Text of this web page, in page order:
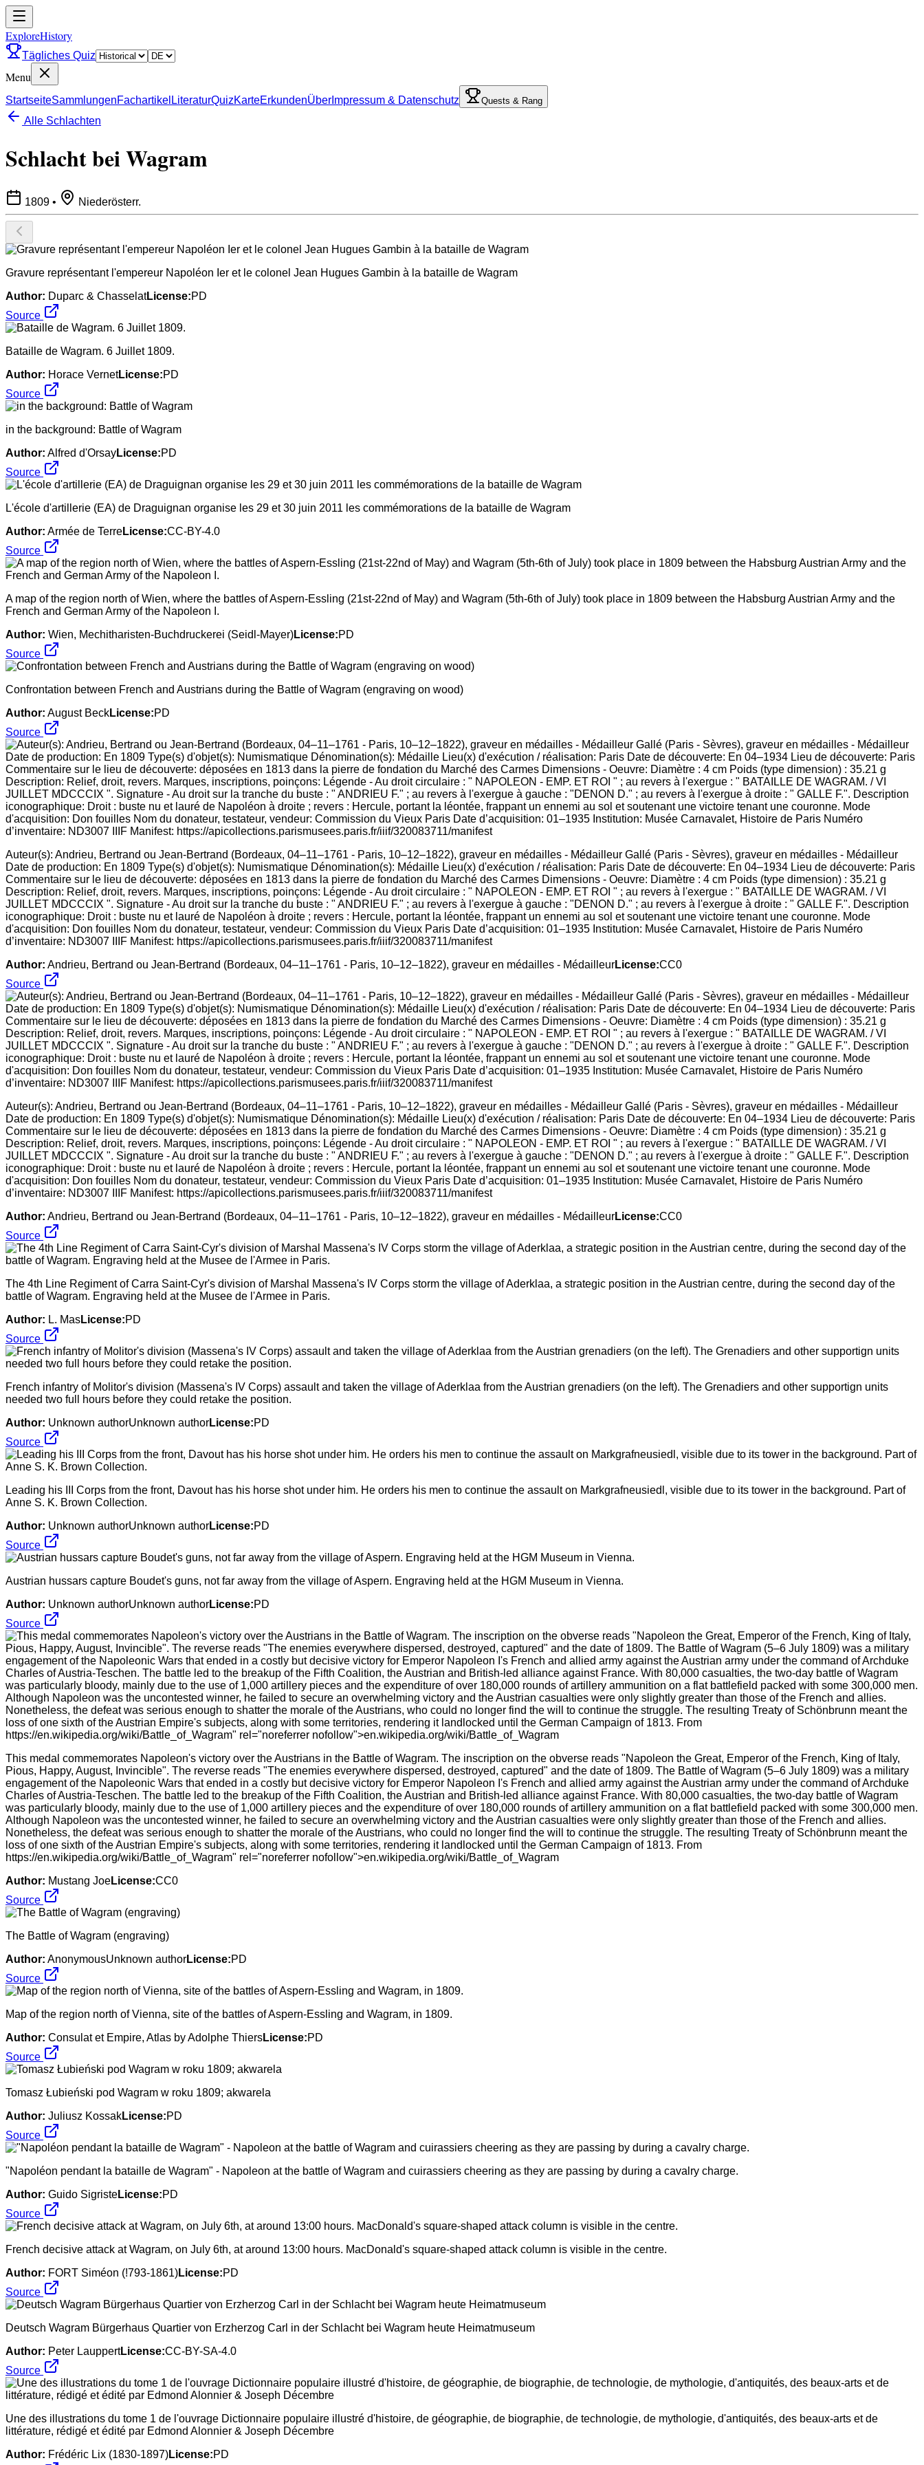
ExploreHistory
Tägliches Quiz
Menu
StartseiteSammlungenFachartikel LiteraturQuizKarteErkundenÜber Impressum & Datenschutz Quests & Rang
Alle Schlachten
Schlacht bei Wagram
1809 • Niederösterr.
Gravure représentant l'empereur Napoléon Ier et le colonel Jean Hugues Gambin à la bataille de Wagram
Author: Duparc & ChasselatLicense:PD
Source
Bataille de Wagram. 6 Juillet 1809.
Author: Horace VernetLicense:PD
Source
in the background: Battle of Wagram
Author: Alfred d'OrsayLicense:PD
Source
L'école d'artillerie (EA) de Draguignan organise les 29 et 30 juin 2011 les commémorations de la bataille de Wagram
Author: Armée de TerreLicense:CC-BY-4.0
Source
A map of the region north of Wien, where the battles of Aspern-Essling (21st-22nd of May) and Wagram (5th-6th of July) took place in 1809 between the Habsburg Austrian Army and the
French and German Army of the Napoleon I.
Author: Wien, Mechitharisten-Buchdruckerei (Seidl-Mayer)License:PD
Source
Confrontation between French and Austrians during the Battle of Wagram (engraving on wood)
Author: August BeckLicense:PD
Source
Auteur(s): Andrieu, Bertrand ou Jean-Bertrand (Bordeaux, 04–11–1761 - Paris, 10–12–1822), graveur en médailles - Médailleur Gallé (Paris - Sèvres), graveur en médailles - Médailleur
Date de production: En 1809 Type(s) d'objet(s): Numismatique Dénomination(s): Médaille Lieu(x) d'exécution / réalisation: Paris Date de découverte: En 04–1934 Lieu de découverte: Paris
Commentaire sur le lieu de découverte: déposées en 1813 dans la pierre de fondation du Marché des Carmes Dimensions - Oeuvre: Diamètre : 4 cm Poids (type dimension) : 35.21 g
Description: Relief, droit, revers. Marques, inscriptions, poinçons: Légende - Au droit circulaire : " NAPOLEON - EMP. ET ROI " ; au revers à l'exergue : " BATAILLE DE WAGRAM. / VI
JUILLET MDCCCIX ". Signature - Au droit sur la tranche du buste : " ANDRIEU F." ; au revers à l'exergue à gauche : "DENON D." ; au revers à l'exergue à droite : " GALLE F.". Description
iconographique: Droit : buste nu et lauré de Napoléon à droite ; revers : Hercule, portant la léontée, frappant un ennemi au sol et soutenant une victoire tenant une couronne. Mode
d'acquisition: Don fouilles Nom du donateur, testateur, vendeur: Commission du Vieux Paris Date d’acquisition: 01–1935 Institution: Musée Carnavalet, Histoire de Paris Numéro
d’inventaire: ND3007 IIIF Manifest: https://apicollections.parismusees.paris.fr/iiif/320083711/manifest
Author: Andrieu, Bertrand ou Jean-Bertrand (Bordeaux, 04–11–1761 - Paris, 10–12–1822), graveur en médailles - MédailleurLicense:CC0
Source
Auteur(s): Andrieu, Bertrand ou Jean-Bertrand (Bordeaux, 04–11–1761 - Paris, 10–12–1822), graveur en médailles - Médailleur Gallé (Paris - Sèvres), graveur en médailles - Médailleur
Date de production: En 1809 Type(s) d'objet(s): Numismatique Dénomination(s): Médaille Lieu(x) d'exécution / réalisation: Paris Date de découverte: En 04–1934 Lieu de découverte: Paris
Commentaire sur le lieu de découverte: déposées en 1813 dans la pierre de fondation du Marché des Carmes Dimensions - Oeuvre: Diamètre : 4 cm Poids (type dimension) : 35.21 g
Description: Relief, droit, revers. Marques, inscriptions, poinçons: Légende - Au droit circulaire : " NAPOLEON - EMP. ET ROI " ; au revers à l'exergue : " BATAILLE DE WAGRAM. / VI
JUILLET MDCCCIX ". Signature - Au droit sur la tranche du buste : " ANDRIEU F." ; au revers à l'exergue à gauche : "DENON D." ; au revers à l'exergue à droite : " GALLE F.". Description
iconographique: Droit : buste nu et lauré de Napoléon à droite ; revers : Hercule, portant la léontée, frappant un ennemi au sol et soutenant une victoire tenant une couronne. Mode
d'acquisition: Don fouilles Nom du donateur, testateur, vendeur: Commission du Vieux Paris Date d’acquisition: 01–1935 Institution: Musée Carnavalet, Histoire de Paris Numéro
d’inventaire: ND3007 IIIF Manifest: https://apicollections.parismusees.paris.fr/iiif/320083711/manifest
Author: Andrieu, Bertrand ou Jean-Bertrand (Bordeaux, 04–11–1761 - Paris, 10–12–1822), graveur en médailles - MédailleurLicense:CC0
Source
The 4th Line Regiment of Carra Saint-Cyr's division of Marshal Massena's IV Corps storm the village of Aderklaa, a strategic position in the Austrian centre, during the second day of the
battle of Wagram. Engraving held at the Musee de l'Armee in Paris.
Author: L. MasLicense:PD
Source
French infantry of Molitor's division (Massena's IV Corps) assault and taken the village of Aderklaa from the Austrian grenadiers (on the left). The Grenadiers and other supportign units
needed two full hours before they could retake the position.
Author: Unknown authorUnknown authorLicense:PD
Source
Leading his III Corps from the front, Davout has his horse shot under him. He orders his men to continue the assault on Markgrafneusiedl, visible due to its tower in the background. Part of
Anne S. K. Brown Collection.
Author: Unknown authorUnknown authorLicense:PD
Source
Austrian hussars capture Boudet's guns, not far away from the village of Aspern. Engraving held at the HGM Museum in Vienna.
Author: Unknown authorUnknown authorLicense:PD
Source
This medal commemorates Napoleon's victory over the Austrians in the Battle of Wagram. The inscription on the obverse reads "Napoleon the Great, Emperor of the French, King of Italy,
Pious, Happy, August, Invincible". The reverse reads "The enemies everywhere dispersed, destroyed, captured" and the date of 1809. The Battle of Wagram (5–6 July 1809) was a military
engagement of the Napoleonic Wars that ended in a costly but decisive victory for Emperor Napoleon I's French and allied army against the Austrian army under the command of Archduke
Charles of Austria-Teschen. The battle led to the breakup of the Fifth Coalition, the Austrian and British-led alliance against France. With 80,000 casualties, the two-day battle of Wagram
was particularly bloody, mainly due to the use of 1,000 artillery pieces and the expenditure of over 180,000 rounds of artillery ammunition on a flat battlefield packed with some 300,000 men.
Although Napoleon was the uncontested winner, he failed to secure an overwhelming victory and the Austrian casualties were only slightly greater than those of the French and allies.
Nonetheless, the defeat was serious enough to shatter the morale of the Austrians, who could no longer find the will to continue the struggle. The resulting Treaty of Schönbrunn meant the
loss of one sixth of the Austrian Empire's subjects, along with some territories, rendering it landlocked until the German Campaign of 1813. From
https://en.wikipedia.org/wiki/Battle_of_Wagram" rel="noreferrer nofollow">en.wikipedia.org/wiki/Battle_of_Wagram
Author: Mustang JoeLicense:CC0
Source
The Battle of Wagram (engraving)
Author: AnonymousUnknown authorLicense:PD
Source
Map of the region north of Vienna, site of the battles of Aspern-Essling and Wagram, in 1809.
Author: Consulat et Empire, Atlas by Adolphe ThiersLicense:PD
Source
Tomasz Łubieński pod Wagram w roku 1809; akwarela
Author: Juliusz KossakLicense:PD
Source
"Napoléon pendant la bataille de Wagram" - Napoleon at the battle of Wagram and cuirassiers cheering as they are passing by during a cavalry charge.
Author: Guido SigristeLicense:PD
Source
French decisive attack at Wagram, on July 6th, at around 13:00 hours. MacDonald's square-shaped attack column is visible in the centre.
Author: FORT Siméon (!793-1861)License:PD
Source
Deutsch Wagram Bürgerhaus Quartier von Erzherzog Carl in der Schlacht bei Wagram heute Heimatmuseum
Author: Peter LauppertLicense:CC-BY-SA-4.0
Source
Une des illustrations du tome 1 de l'ouvrage Dictionnaire populaire illustré d'histoire, de géographie, de biographie, de technologie, de mythologie, d'antiquités, des beaux-arts et de
littérature, rédigé et édité par Edmond Alonnier & Joseph Décembre
Author: Frédéric Lix (1830-1897)License:PD